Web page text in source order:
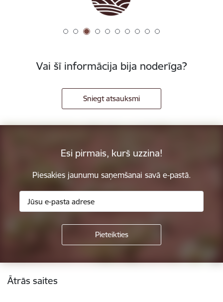
Vai šī informācija bija noderīga?
Sniegt atsauksmi
Esi pirmais, kurš uzzina!
Piesakies jaunumu saņemšanai savā e-pastā.
Kājene
Ātrās saites